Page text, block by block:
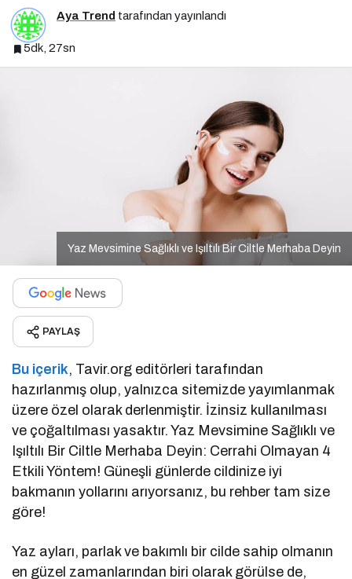
Aya Trend tarafından yayınlandı
5dk, 27sn
Yaz Mevsimine Sağlıklı ve Işıltılı Bir Ciltle Merhaba Deyin
PAYLAŞ
Bu içerik, Tavir.org editörleri tarafından
hazırlanmış olup, yalnızca sitemizde yayımlanmak
üzere özel olarak derlenmiştir. İzinsiz kullanılması
ve çoğaltılması yasaktır. Yaz Mevsimine Sağlıklı ve
Işıltılı Bir Ciltle Merhaba Deyin: Cerrahi Olmayan 4
Etkili Yöntem! Güneşli günlerde cildinize iyi
bakmanın yollarını arıyorsanız, bu rehber tam size
göre!
Yaz ayları, parlak ve bakımlı bir cilde sahip olmanın
en güzel zamanlarından biri olarak görülse de,